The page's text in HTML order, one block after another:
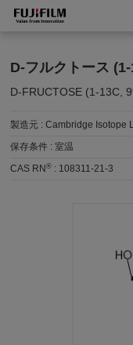
D-フルクトース
D-FRUCTOSE (1-13C,
製造元 :Cambridge Isotope
保存条件 :室温
CAS RN® : 108311-21-3